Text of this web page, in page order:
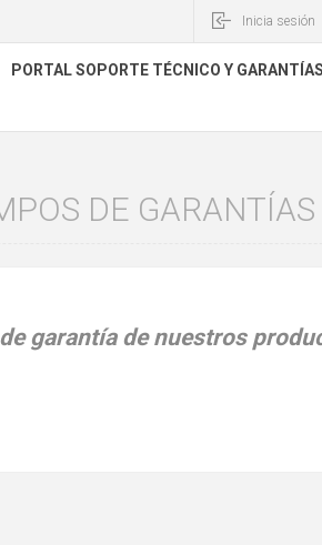
Inicia sesión
PORTAL SOPORTE TÉCNICO Y GARANTÍAS
DE GARANTÍAS
garantía de nuestros